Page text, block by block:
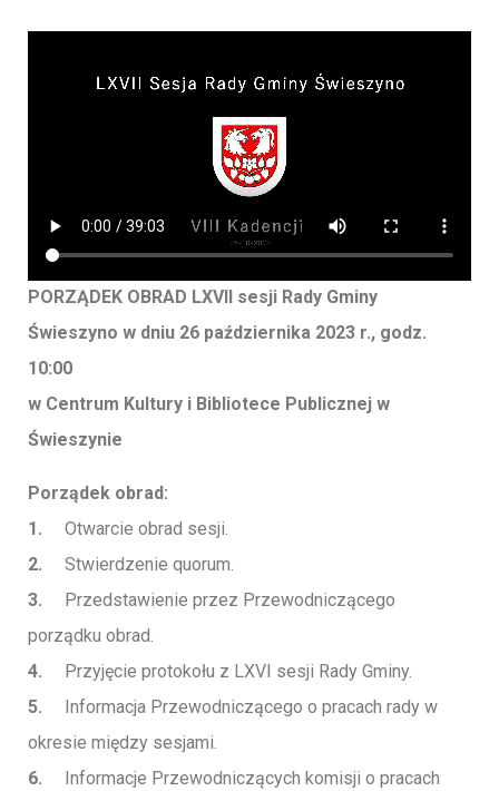
PORZĄDEK OBRAD LXVII
sesji Rady Gminy
Świeszyno w dniu 26 października 2023 r., godz.
10:00
w Centrum Kultury i Bibliotece Publicznej w
Świeszynie
Porządek obrad:
1. Otwarcie obrad sesji.
2. Stwierdzenie quorum.
3.
Przedstawienie przez Przewodniczącego
porządku obrad.
4.
Przyjęcie protokołu z LXVI sesji Rady Gminy.
5.
Informacja Przewodniczącego o pracach rady w
okresie między sesjami.
6.
Informacje Przewodniczących komisji o pracach